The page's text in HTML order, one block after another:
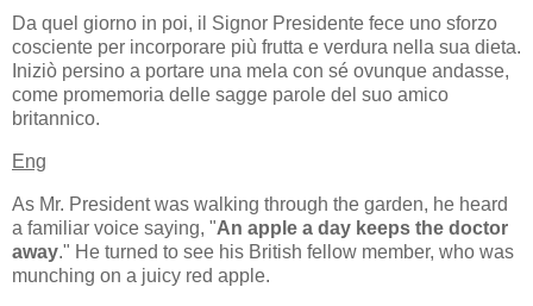
Da quel giorno in poi, il Signor Presidente fece uno sforzo
cosciente per incorporare più frutta e verdura nella sua dieta.
Iniziò persino a portare una mela con sé ovunque andasse,
come promemoria delle sagge parole del suo amico
britannico.
Eng
As Mr. President was walking through the garden, he heard
a familiar voice saying, "An apple a day keeps the doctor
away." He turned to see his British fellow member, who was
munching on a juicy red apple.